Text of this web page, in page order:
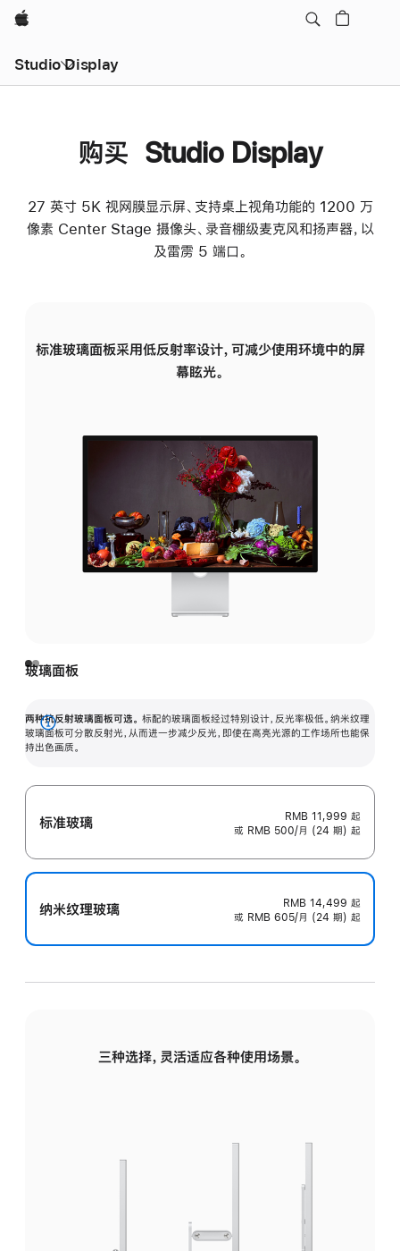
Apple
Studio Display
购买 Studio Display
27 英寸 5K 视网膜显示屏、支持桌上视角功能的 1200 万
像素 Center Stage 摄像头、录音棚级麦克风和扬声器，以
及雷雳 5 端口。
标准玻璃面板采用低反射率设计，可减少使用环境中的屏
幕眩光。
玻璃面板
两种抗反射玻璃面板可选。 标配的玻璃面板经过特别设计，反光率极低。纳米纹理
玻璃面板可分散反射光，从而进一步减少反光，即使在高亮光源的工作场所也能保
持出色画质。
展
开
标准玻璃 RMB 11,999 起
或 RMB 500/月 (24 期) 起
纳米纹理玻璃 RMB 14,499 起
或 RMB 605/月 (24 期) 起
三种选择，灵活适应各种使用场景。